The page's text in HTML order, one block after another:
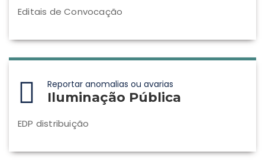
Editais de Convocação
Reportar anomalias ou avarias
Iluminação Pública
EDP distribuição